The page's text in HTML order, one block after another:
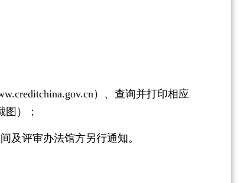
）、查询并打印相应
）；
评审办法馆方另行通知。